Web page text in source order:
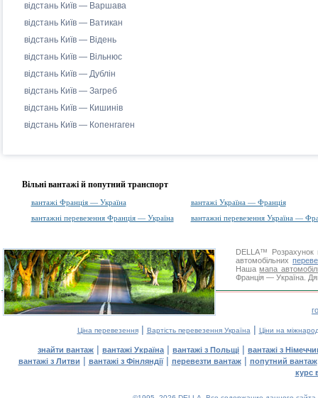
відстань Київ — Варшава
відстань Київ — Ватикан
відстань Київ — Відень
відстань Київ — Вільнюс
відстань Київ — Дублін
відстань Київ — Загреб
відстань Київ — Кишинів
відстань Київ — Копенгаген
Вільні вантажі й попутний транспорт
вантажі Франція — Україна
вантажі Україна — Франція
вантажні перевезення Франція — Україна
вантажні перевезення Україна —
DELLA™
Розрахунок
автомобільних
Нашамапа
Франція — Україна.
Ціна перевезення| Вартість перевезення Україна | Ціни на
знайти вантаж | вантажі Україна | вантажі з Польщі | вантажі з
вантажі з Литви | вантажі з Фінляндії| перевезти вантаж| попутний вантаж
курс